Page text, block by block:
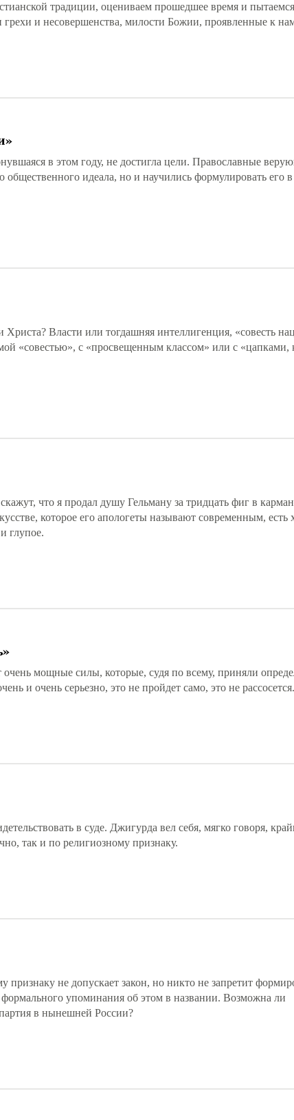
традиции, оцениваем прошедшее время и
и несовершенства, милости Божии, проявленные к
в этом году, не достигла цели. Православные
общественного идеала, но и научились формулировать его
Христа? Власти или тогдашняя интеллигенция, «совесть
«совестью», с «просвещенным классом» или с «цапками,
что я продал душу Гельману за тридцать фиг в
которое его апологеты называют современным, есть
глупое.
очень мощные силы, которые, судя по всему, приняли
и очень серьезно, это не пройдет само, это не рассосется.
в суде. Джигурда вел себя, мягко говоря,
так и по религиозному признаку.
признаку не допускает закон, но никто не запретит
упоминания об этом в названии. Возможна ли
в нынешней России?